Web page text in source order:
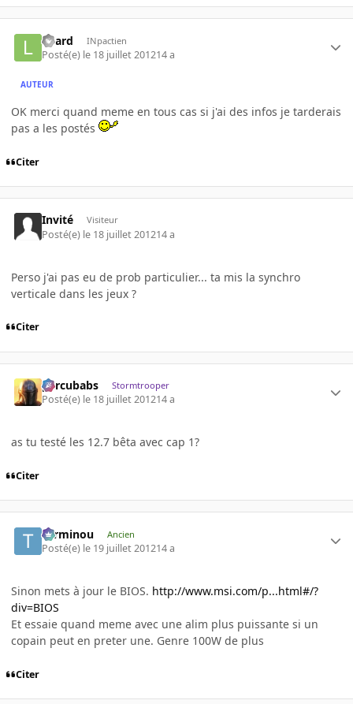
Loard INpactien
Posté(e) le 18 juillet 201214 a
AUTEUR
OK merci quand meme en tous cas si j'ai des infos je tarderais
pas a les postés
Citer
Invité Visiteur
Posté(e) le 18 juillet 201214 a
Perso j'ai pas eu de prob particulier... ta mis la synchro
verticale dans les jeux ?
Citer
percubabs Stormtrooper
Posté(e) le 18 juillet 201214 a
as tu testé les 12.7 bêta avec cap 1?
Citer
Terminou Ancien
Posté(e) le 19 juillet 201214 a
Sinon mets à jour le BIOS. http://www.msi.com/p...html#/?
div=BIOS
Et essaie quand meme avec une alim plus puissante si un
copain peut en preter une. Genre 100W de plus
Citer